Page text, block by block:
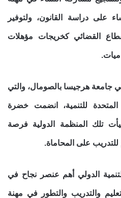
على دراسة القانون، ولتوفير
القضائي كخريجات مؤهلات
جامعة هرجيسا بالصومال، والتي
للتنمية، انضمت خضرة
تلك المنظمة الدولية فرصة
على المحاماة.
الدولي أهم عنصر نجاح في
والتدريب والتطور في مهنة